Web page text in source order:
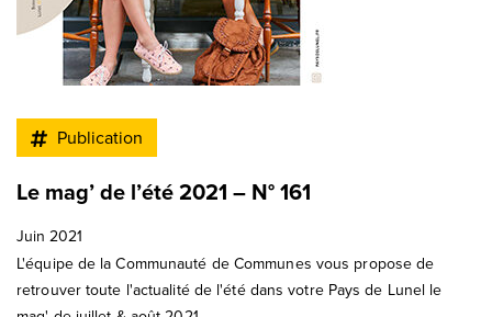
Publication
Le mag’ de l’été 2021 – N° 161
Juin 2021
L'équipe de la Communauté de Communes vous propose de
retrouver toute l'actualité de l'été dans votre Pays de Lunel le